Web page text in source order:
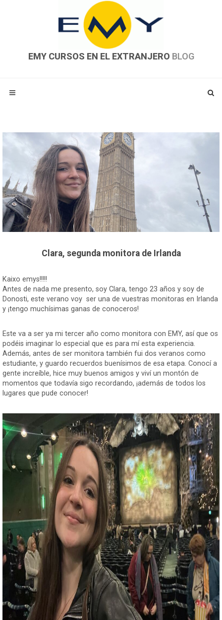
EMY CURSOS EN EL EXTRANJERO BLOG
Clara, segunda monitora de Irlanda
Kaixo emys!!!!!
Antes de nada me presento, soy Clara, tengo 23 años y soy de
Donosti, este verano voy ser una de vuestras monitoras en Irlanda
y ¡tengo muchísimas ganas de conoceros!
Este va a ser ya mi tercer año como monitora con EMY, así que os
podéis imaginar lo especial que es para mí esta experiencia.
Además, antes de ser monitora también fui dos veranos como
estudiante, y guardo recuerdos buenísimos de esa etapa. Conocí a
gente increíble, hice muy buenos amigos y viví un montón de
momentos que todavía sigo recordando, ¡además de todos los
lugares que pude conocer!